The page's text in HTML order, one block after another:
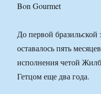
Bon Gourmet
До первой бразильской
оставалось пять
исполнения четой
Гетцом еще два года.